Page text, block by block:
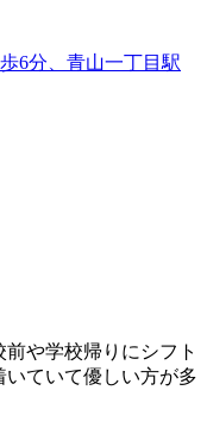
6分、青山一丁目駅
や学校帰りにシフト
ていて優しい方が多